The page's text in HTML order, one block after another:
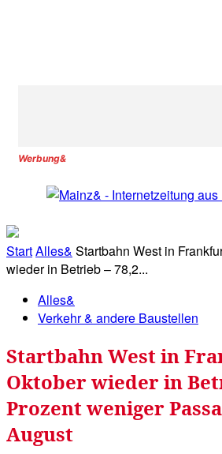
Werbung&
StartAlles& Startbahn West in
wieder in Betrieb – 78,2...
Alles&
Verkehr & andere Baustellen
Startbahn West in
Oktober wieder in
Prozent weniger
August